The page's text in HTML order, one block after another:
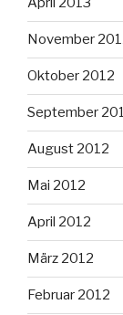
November
Oktober 2012
September
August 2012
Mai 2012
April 2012
März 2012
Februar 2012